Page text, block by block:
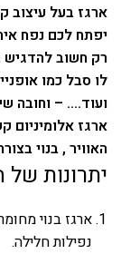
ארגז בעל עיצוב
יפתח לכם נפח
רק חשוב להדגיש
לו סבל כמו
ועוד…. – וחובה
האוויר , בנוי
יתרונות של
ארגז בנוי
נפילות חלילה.